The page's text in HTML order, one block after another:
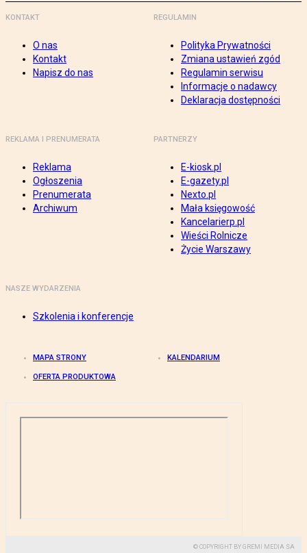
KONTAKT
O nas
Kontakt
Napisz do nas
REGULAMIN
Polityka Prywatności
Zmiana ustawień zgód
Regulamin serwisu
Informacje o nadawcy
Deklaracja dostępności
REKLAMA I PRENUMERATA
Reklama
Ogłoszenia
Prenumerata
Archiwum
PARTNERZY
E-kiosk.pl
E-gazety.pl
Nexto.pl
Mała księgowość
Kancelarierp.pl
Wieści Rolnicze
Życie Warszawy
NASZE WYDARZENIA
Szkolenia i konferencje
MAPA STRONY KALENDARIUM
OFERTA PRODUKTOWA
© COPYRIGHT BY GREMI MEDIA SA